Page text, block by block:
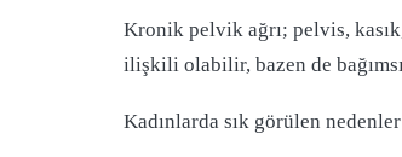
Kronik pelvik ağrı; pelvis,
ilişkili olabilir, bazen de
Kadınlarda sık görülen